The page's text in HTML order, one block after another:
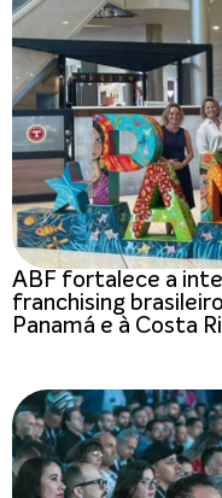
ABF fortalece a
franchising
Panamá e à Costa